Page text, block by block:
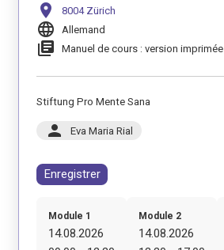
location_on 8004 Zürich
language Allemand
library_books Manuel de cours : version imprimée
Stiftung Pro Mente Sana
person Eva Maria Rial
Enregistrer
Module 1
14.08.2026
Module 2
14.08.2026